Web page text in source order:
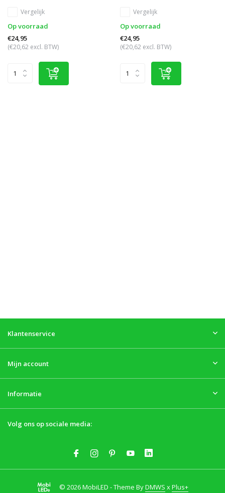
Vergelijk
Op voorraad
€24,95
(€20,62 excl. BTW)
Vergelijk
Op voorraad
€24,95
(€20,62 excl. BTW)
Klantenservice
Mijn account
Informatie
Volg ons op sociale media:
© 2026 MobiLED - Theme ByDMWS xPlus+